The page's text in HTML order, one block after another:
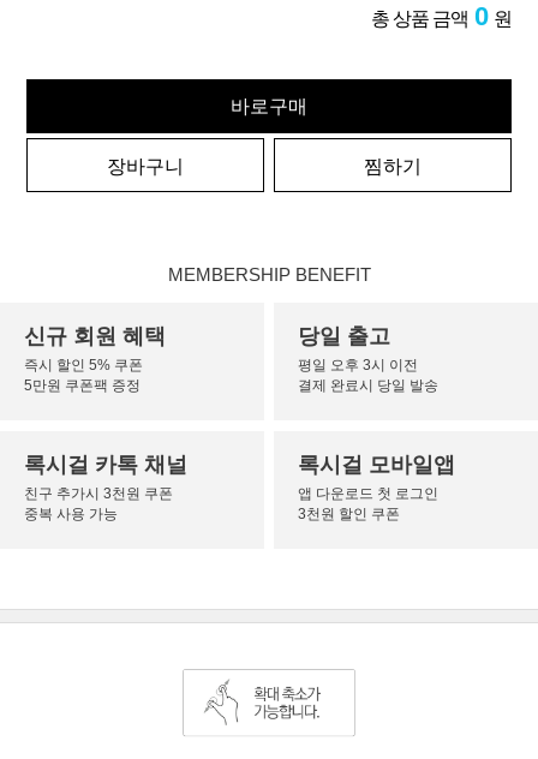
총 상품 금액 0 원
바로구매
장바구니 찜하기
MEMBERSHIP BENEFIT
신규 회원 혜택
즉시 할인 5% 쿠폰
5만원 쿠폰팩 증정
당일 출고
평일 오후 3시 이전
결제 완료시 당일 발송
록시걸 카톡 채널
친구 추가시 3천원 쿠폰
중복 사용 가능
록시걸 모바일앱
앱 다운로드 첫 로그인
3천원 할인 쿠폰